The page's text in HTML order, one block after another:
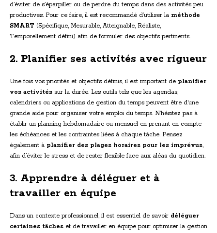
d’éviter de s’éparpiller ou de perdre du temps dans des activités peu
productives. Pour ce faire, il est recommandé d’utiliser la méthode
SMART (Spécifique, Mesurable, Atteignable, Réaliste,
Temporellement défini) afin de formuler des objectifs pertinents.
2. Planifier ses activités avec rigueur
Une fois vos priorités et objectifs définis, il est important de planifier
vos activités sur la durée. Les outils tels que les agendas,
calendriers ou applications de gestion du temps peuvent être d’une
grande aide pour organiser votre emploi du temps. N’hésitez pas à
établir un planning hebdomadaire ou mensuel en prenant en compte
les échéances et les contraintes liées à chaque tâche. Pensez
également à planifier des plages horaires pour les imprévus,
afin d’éviter le stress et de rester flexible face aux aléas du quotidien.
3. Apprendre à déléguer et à
travailler en équipe
Dans un contexte professionnel, il est essentiel de savoir déléguer
certaines tâches et de travailler en équipe pour optimiser la gestion